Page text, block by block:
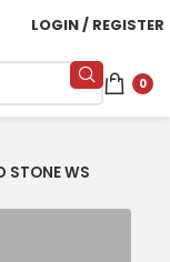
LOGIN / REGISTER
0
STONE WS